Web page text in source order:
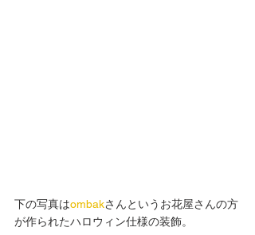
下の写真はombakさんというお花屋さんの方
が作られたハロウィン仕様の装飾。